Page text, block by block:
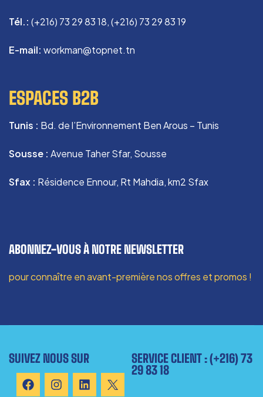
Tél.: (+216) 73 29 83 18, (+216) 73 29 83 19
E-mail: workman@topnet.tn
ESPACES B2B
Tunis : Bd. de l’Environnement Ben Arous – Tunis
Sousse : Avenue Taher Sfar, Sousse
Sfax : Résidence Ennour, Rt Mahdia, km2 Sfax
ABONNEZ-VOUS À NOTRE NEWSLETTER
pour connaître en avant-première nos offres et promos !
SUIVEZ NOUS SUR
SERVICE CLIENT : (+216) 73
29 83 18